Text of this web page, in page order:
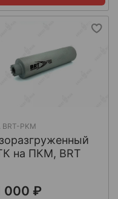
BRT-PKM
на ПКМ, BRT
000 ₽